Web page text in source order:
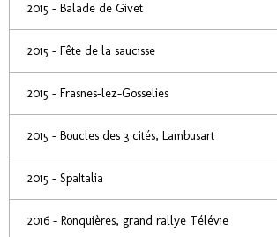
2015 - Balade de Givet
2015 - Fête de la saucisse
2015 - Frasnes-lez-Gosselies
2015 - Boucles des 3 cités, Lambusart
2015 - SpaItalia
2016 - Ronquières, grand rallye Télévie